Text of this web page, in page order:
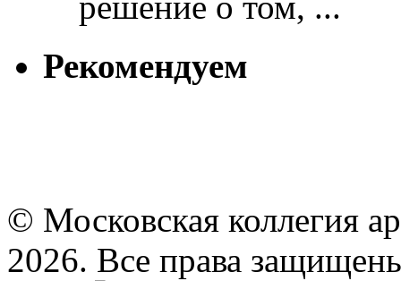
Рекомендуем
© Московская коллегия
2026. Все права